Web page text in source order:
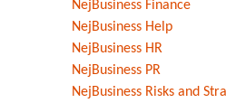
NejBusiness Finance
NejBusiness Help
NejBusiness HR
NejBusiness PR
NejBusiness Risks and